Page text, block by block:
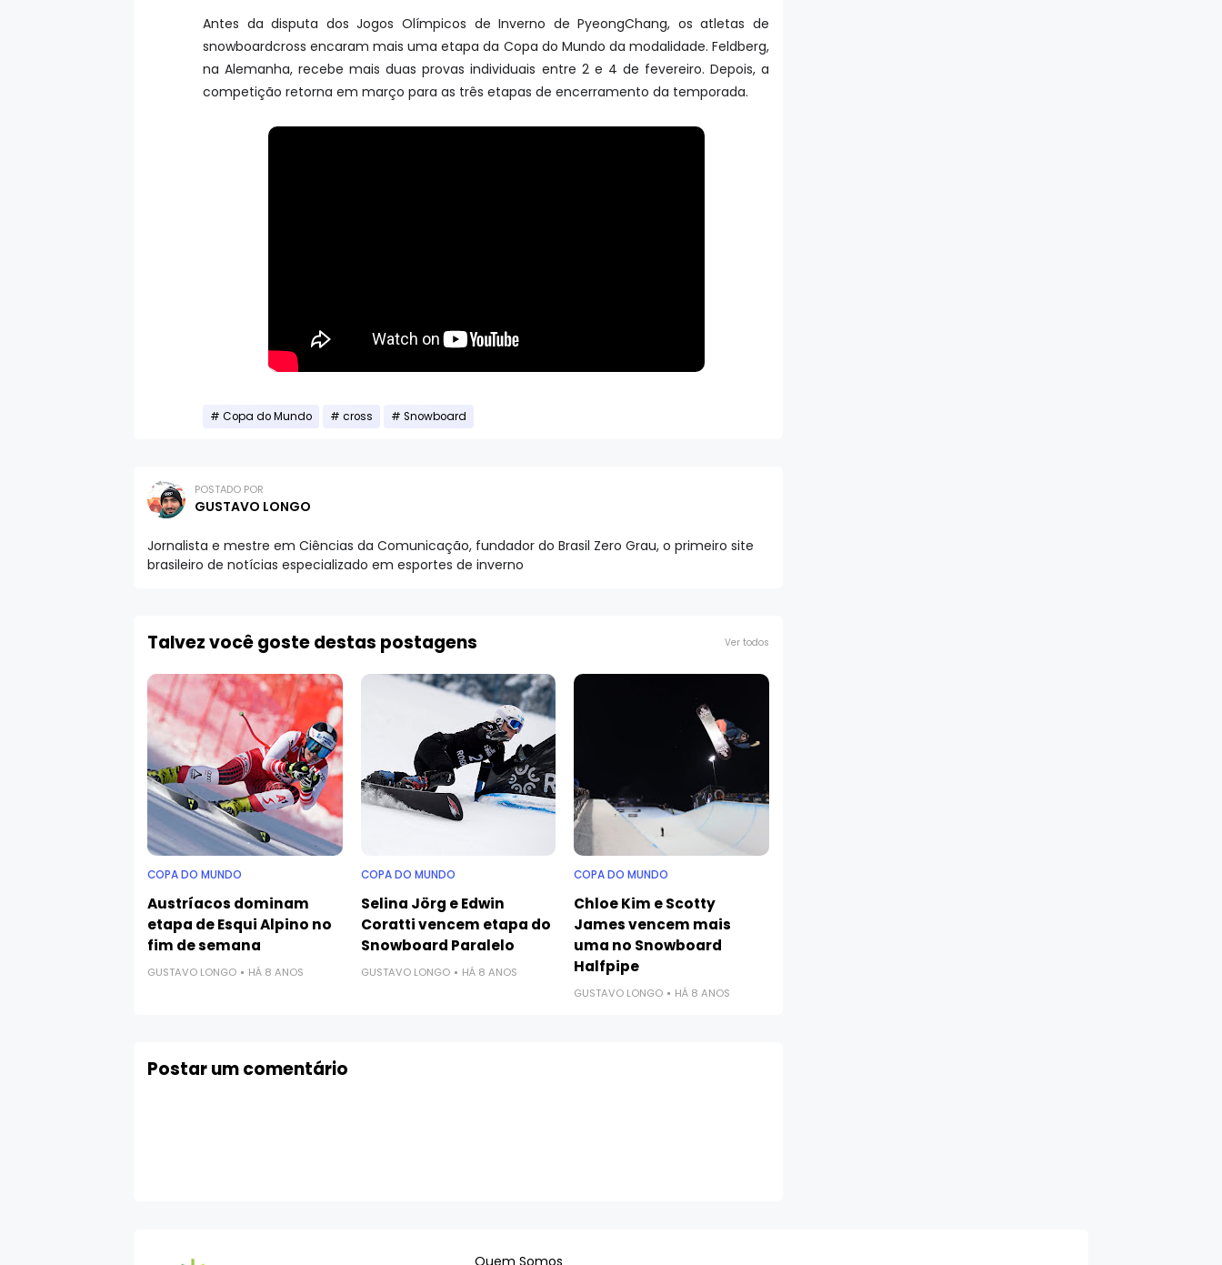
Antes da disputa dos Jogos Olímpicos de Inverno de PyeongChang, os atletas de
snowboardcross encaram mais uma etapa da Copa do Mundo da modalidade. Feldberg,
na Alemanha, recebe mais duas provas individuais entre 2 e 4 de fevereiro. Depois, a
competição retorna em março para as três etapas de encerramento da temporada.
Copa do Mundo cross Snowboard
POSTADO POR
GUSTAVO LONGO
Jornalista e mestre em Ciências da Comunicação, fundador do Brasil Zero Grau, o primeiro site
brasileiro de notícias especializado em esportes de inverno
Talvez você goste destas postagens Ver todos
COPA DO MUNDO
Austríacos dominam
etapa de Esqui Alpino no
fim de semana
GUSTAVO LONGO HÁ 8 ANOS
COPA DO MUNDO
Selina Jörg e Edwin
Coratti vencem etapa do
Snowboard Paralelo
GUSTAVO LONGO HÁ 8 ANOS
COPA DO MUNDO
Chloe Kim e Scotty
James vencem mais
uma no Snowboard
Halfpipe
GUSTAVO LONGO HÁ 8 ANOS
Postar um comentário
Quem Somos